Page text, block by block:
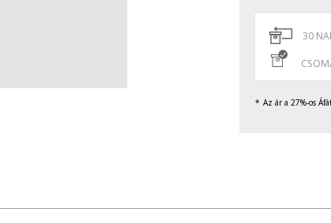
30
Az ár a 27%-os